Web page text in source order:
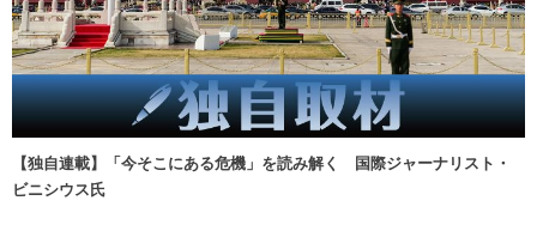
【独自連載】「今そこにある危機」を読み解く 国際ジャーナリスト・
ビニシウス氏